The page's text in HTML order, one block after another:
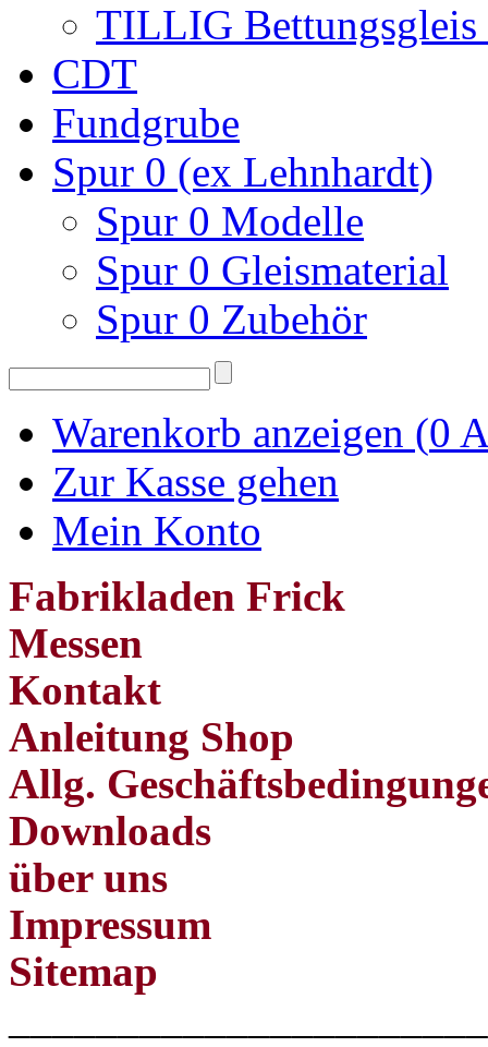
TILLIG
CDT
Fundgrube
Spur 0 (ex Lehnhardt)
Spur 0 Modelle
Spur 0 Gleismaterial
Spur 0 Zubehör
Warenkorb anzeigen (0
Zur Kasse gehen
Mein Konto
Fabrikladen Frick
Messen
Kontakt
Anleitung Shop
Allg.
Downloads
über uns
Impressum
Sitemap